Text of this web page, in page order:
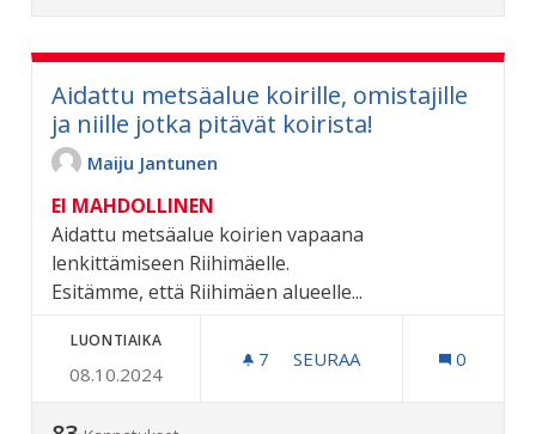
Aidattu metsäalue koirille, omistajille
ja niille jotka pitävät koirista!
Maiju Jantunen
EI MAHDOLLINEN
Aidattu metsäalue koirien vapaana
lenkittämiseen Riihimäelle.
Esitämme, että Riihimäen alueelle...
LUONTIAIKA
08.10.2024
7 7 SEURAAJAA
SEURAA 0